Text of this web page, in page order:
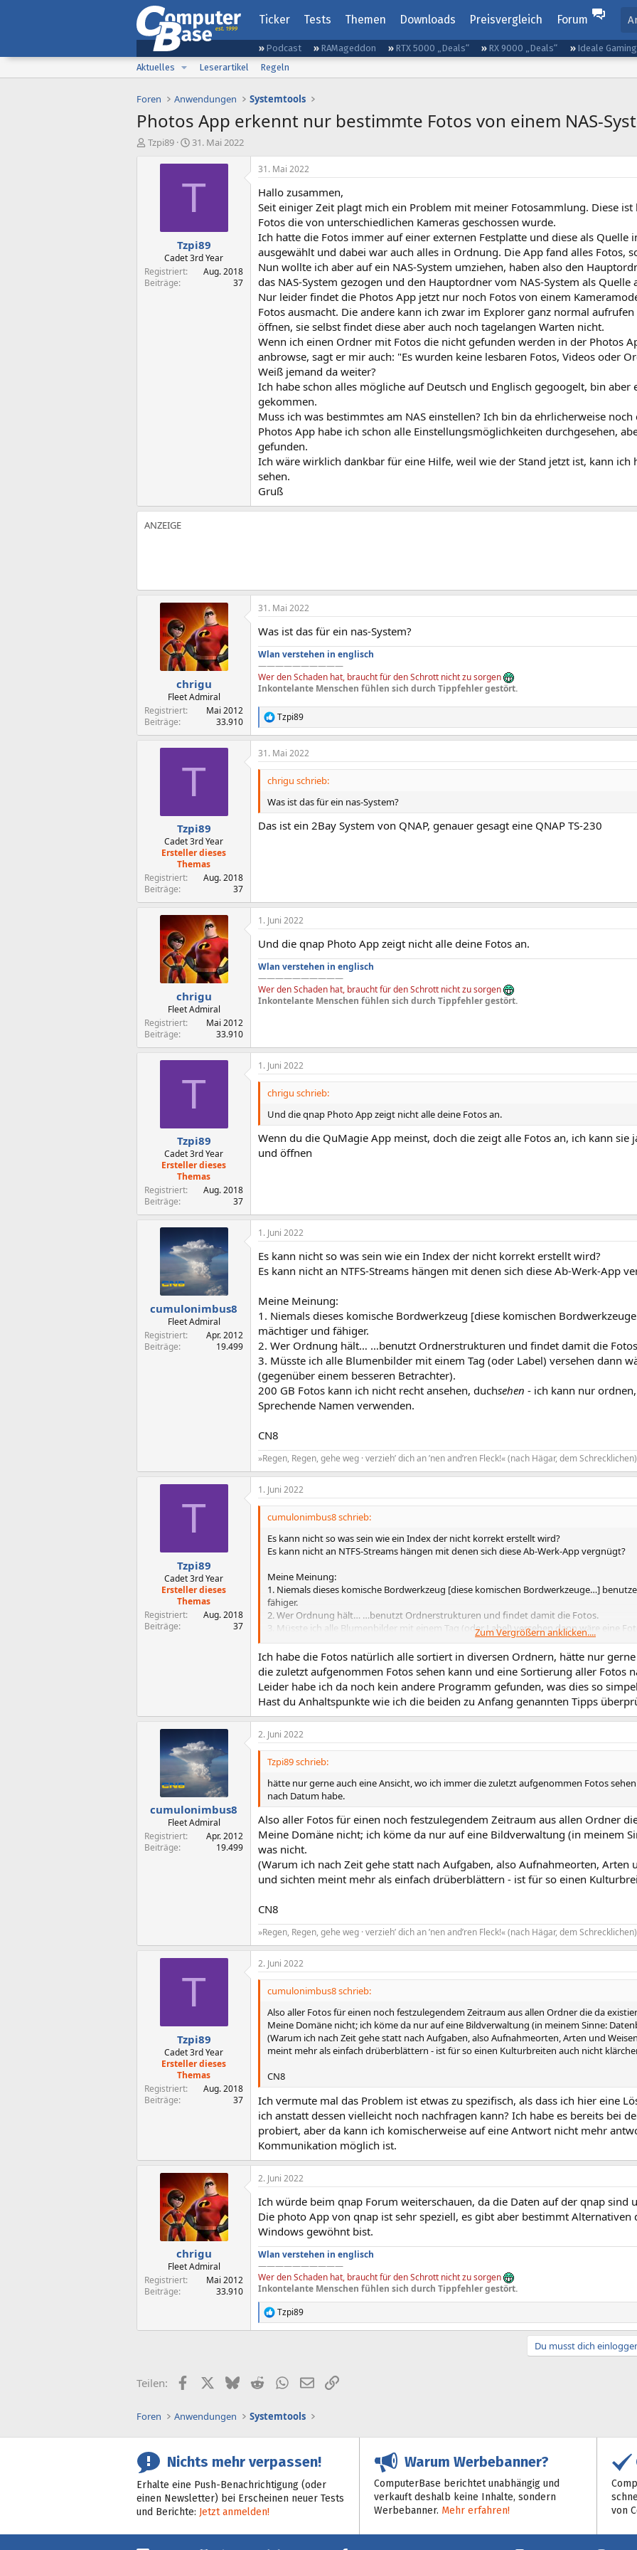
Ticker Tests Themen Downloads Preisvergleich Forum
Podcast RAMageddon RTX 5000 „Deals“ RX 9000 „Deals“ Ideale
Aktuelles
Leserartikel Regeln
Foren Anwendungen Systemtools
Photos App erkennt nur bestimmte Fotos von einem NAS-
E
Tzpi89
E
s
t
a
m
31. Mai 2022
T
Tzpi89
Cadet 3rd Year
Registriert
Aug. 2018
Beiträge
37
31. Mai 2022
Hallo zusammen,
Seit einiger Zeit plagt mich ein Problem mit meiner Fotosammlung. Diese
Fotos die von unterschiedlichen Kameras geschossen wurde.
Ich hatte die Fotos immer auf einer externen Festplatte und diese als Quelle
ausgewählt und dabei war auch alles in Ordnung. Die App fand alles Fotos,
Nun wollte ich aber auf ein NAS-System umziehen, haben also den
das NAS-System gezogen und den Hauptordner vom NAS-System als Quelle
Nur leider findet die Photos App jetzt nur noch Fotos von einem
Fotos ausmacht. Die andere kann ich zwar im Explorer ganz normal
öffnen, sie selbst findet diese aber auch noch tagelangen Warten nicht.
Wenn ich einen Ordner mit Fotos die nicht gefunden werden in der Photos
anbrowse, sagt er mir auch: "Es wurden keine lesbaren Fotos, Videos oder
Weiß jemand da weiter?
Ich habe schon alles mögliche auf Deutsch und Englisch gegoogelt, bin
gekommen.
Muss ich was bestimmtes am NAS einstellen? Ich bin da ehrlicherweise
Photos App habe ich schon alle Einstellungsmöglichkeiten durchgesehen,
gefunden.
Ich wäre wirklich dankbar für eine Hilfe, weil wie der Stand jetzt ist, kann ich
sehen.
Gruß
chrigu
Fleet Admiral
Registriert
Mai 2012
Beiträge
33.910
31. Mai 2022
Was ist das für ein nas-System?
Wlan verstehen in englisch
——————————
Wer den Schaden hat, braucht für den Schrott nicht zu sorgen
Inkontelante Menschen fühlen sich durch Tippfehler gestört.
R
e
a
k
t
n
e
n
Tzpi89
T
Tzpi89
Cadet 3rd Year
Ersteller dieses
Themas
Registriert
Aug. 2018
Beiträge
37
31. Mai 2022
chrigu schrieb:
Was ist das für ein nas-System?
Das ist ein 2Bay System von QNAP, genauer gesagt eine QNAP TS-230
chrigu
Fleet Admiral
Registriert
Mai 2012
Beiträge
33.910
1. Juni 2022
Und die qnap Photo App zeigt nicht alle deine Fotos an.
Wlan verstehen in englisch
——————————
Wer den Schaden hat, braucht für den Schrott nicht zu sorgen
Inkontelante Menschen fühlen sich durch Tippfehler gestört.
T
Tzpi89
Cadet 3rd Year
Ersteller dieses
Themas
Registriert
Aug. 2018
Beiträge
37
1. Juni 2022
chrigu schrieb:
Und die qnap Photo App zeigt nicht alle deine Fotos an.
Wenn du die QuMagie App meinst, doch die zeigt alle Fotos an, ich kann sie
und öffnen
cumulonimbus8
Fleet Admiral
Registriert
Apr. 2012
Beiträge
19.499
1. Juni 2022
Es kann nicht so was sein wie ein Index der nicht korrekt erstellt wird?
Es kann nicht an NTFS-Streams hängen mit denen sich diese Ab-Werk-App
Meine Meinung:
1. Niemals dieses komische Bordwerkzeug [diese komischen
mächtiger und fähiger.
2. Wer Ordnung hält… …benutzt Ordnerstrukturen und findet damit die
3. Müsste ich alle Blumenbilder mit einem Tag (oder Label) versehen dann
(gegenüber einem besseren Betrachter).
200 GB Fotos kann ich nicht recht ansehen, duchsehen - ich kann nur
Sprechende Namen verwenden.
CN8
»Regen, Regen, gehe weg · verzieh’ dich an ’nen and’ren Fleck!« (nach Hägar, dem Schrecklichen)
T
Tzpi89
Cadet 3rd Year
Ersteller dieses
Themas
Registriert
Aug. 2018
Beiträge
37
1. Juni 2022
cumulonimbus8 schrieb:
Es kann nicht so was sein wie ein Index der nicht korrekt erstellt wird?
Es kann nicht an NTFS-Streams hängen mit denen sich diese Ab-Werk-App vergnügt?
Meine Meinung:
1. Niemals dieses komische Bordwerkzeug [diese komischen Bordwerkzeuge…]
fähiger.
2. Wer Ordnung hält… …benutzt Ordnerstrukturen und findet damit die Fotos.
3. Müsste ich alle Blumenbilder mit einem Tag (oder Label) versehen dann wäre eine
besseren Betrachter).
200 GB Fotos kann ich nicht recht ansehen, duchsehen- ich kann nur ordnen, sortieren
verwenden.
CN8
Zum Vergrößern anklicken....
Ich habe die Fotos natürlich alle sortiert in diversen Ordnern, hätte nur
die zuletzt aufgenommen Fotos sehen kann und eine Sortierung aller Fotos
Leider habe ich da noch kein andere Programm gefunden, was dies so
Hast du Anhaltspunkte wie ich die beiden zu Anfang genannten Tipps
cumulonimbus8
Fleet Admiral
Registriert
Apr. 2012
Beiträge
19.499
2. Juni 2022
Tzpi89 schrieb:
hätte nur gerne auch eine Ansicht, wo ich immer die zuletzt aufgenommen Fotos
nach Datum habe.
Also aller Fotos für einen noch festzulegendem Zeitraum aus allen Ordner
Meine Domäne nicht; ich köme da nur auf eine Bildverwaltung (in meinem
was nicht.
(Warum ich nach Zeit gehe statt nach Aufgaben, also Aufnahmeorten, Arten
und sichten meint mehr als einfach drüberblättern - ist für so einen
CN8
»Regen, Regen, gehe weg · verzieh’ dich an ’nen and’ren Fleck!« (nach Hägar, dem Schrecklichen)
T
Tzpi89
Cadet 3rd Year
Ersteller dieses
Themas
Registriert
Aug. 2018
Beiträge
37
2. Juni 2022
cumulonimbus8 schrieb:
Also aller Fotos für einen noch festzulegendem Zeitraum aus allen Ordner die da
Meine Domäne nicht; ich köme da nur auf eine Bildverwaltung (in meinem Sinne:
(Warum ich nach Zeit gehe statt nach Aufgaben, also Aufnahmeorten, Arten und
meint mehr als einfach drüberblättern - ist für so einen Kulturbreiten auch nicht
CN8
Ich vermute mal das Problem ist etwas zu spezifisch, als dass ich hier eine
ich anstatt dessen vielleicht noch nachfragen kann? Ich habe es bereits bei
probiert, aber da kann ich komischerweise auf eine Antwort nicht mehr
Kommunikation möglich ist.
chrigu
Fleet Admiral
Registriert
Mai 2012
Beiträge
33.910
2. Juni 2022
Ich würde beim qnap Forum weiterschauen, da die Daten auf der qnap sind
Die photo App von qnap ist sehr speziell, es gibt aber bestimmt
Windows gewöhnt bist.
Wlan verstehen in englisch
——————————
Wer den Schaden hat, braucht für den Schrott nicht zu sorgen
Inkontelante Menschen fühlen sich durch Tippfehler gestört.
R
e
o
n
Tzpi89
Du musst dich
Teilen: FacebookX (Twitter)
BlueskyRedditWhatsApp
E-MailLink
Foren Anwendungen Systemtools
Nichts mehr verpassen!
Erhalte eine Push-Benachrichtigung (oder
einen Newsletter) bei Erscheinen neuer Tests
und Berichte: Jetzt anmelden!
Warum Werbebanner?
ComputerBase berichtet unabhängig und
verkauft deshalb keine Inhalte, sondern
Werbebanner. Mehr erfahren!
von